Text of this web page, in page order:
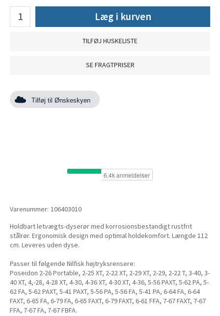
Læg i kurven
TILFØJ HUSKELISTE
SE FRAGTPRISER
Tilføj til Ønskeskyen
Varenummer: 106403010
Holdbart letvægts-dyserør med korrosionsbestandigt rustfrit
stålrør. Ergonomisk design med optimal holdekomfort. Længde 112
cm. Leveres uden dyse.
Passer til følgende Nilfisk højtryksrensere:
Poseidon 2-26 Portable, 2-25 XT, 2-22 XT, 2-29 XT, 2-29, 2-22 T, 3-40, 3-
40 XT, 4,-28, 4-28 XT, 4-30, 4-36 XT, 4-30 XT, 4-36, 5-56 PAXT, 5-62 PA, 5-
62 FA, 5-62 PAXT, 5-41 PAXT, 5-56 PA, 5-56 FA, 5-41 PA, 6-64 FA, 6-64
FAXT, 6-65 FA, 6-79 FA, 6-65 FAXT, 6-79 FAXT, 6-61 FFA, 7-67 FAXT, 7-67
FFA, 7-67 FA, 7-67 FBFA.